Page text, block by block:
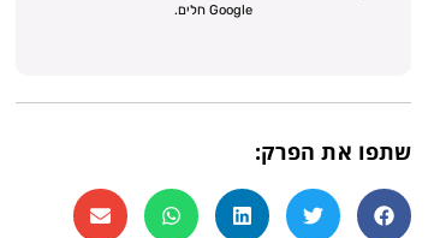
Google חלים.
שתפו את הפרק: